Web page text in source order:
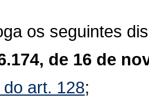
os seguintes
de 16 de
art. 128;